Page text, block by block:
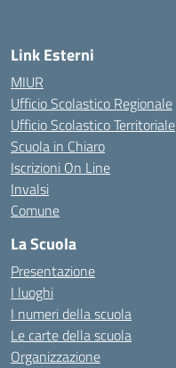
Link Esterni
MIUR
Ufficio Scolastico Regionale
Ufficio Scolastico Territoriale
Scuola in Chiaro
Iscrizioni On Line
Invalsi
Comune
La Scuola
Presentazione
I luoghi
I numeri della scuola
Le carte della scuola
Organizzazione